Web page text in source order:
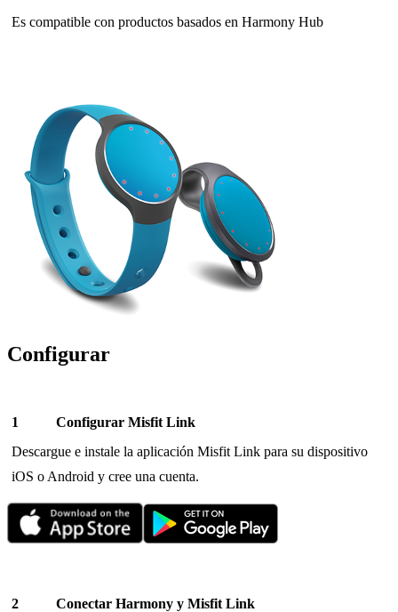
Es compatible con productos basados en Harmony Hub
Configurar
Configurar Misfit Link
Descargue e instale la aplicación Misfit Link para su dispositivo
iOS o Android y cree una cuenta.
Conectar Harmony y Misfit Link